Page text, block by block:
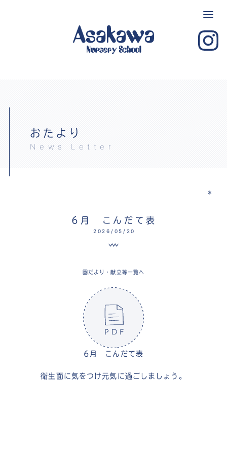
おたより
News Letter
＊
6月 こんだて表
2026/05/20
園だより・献立等一覧へ
6月 こんだて表
衛生面に気をつけ元気に過ごしましょう。